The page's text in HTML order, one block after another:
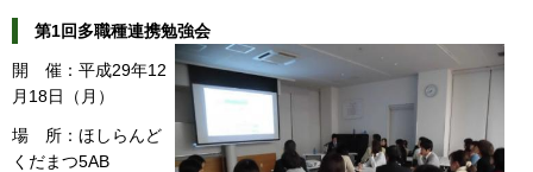
第1回多職種連携勉強会
開 催：平成29年12
月18日（月）
場 所：ほしらんど
くだまつ5AB